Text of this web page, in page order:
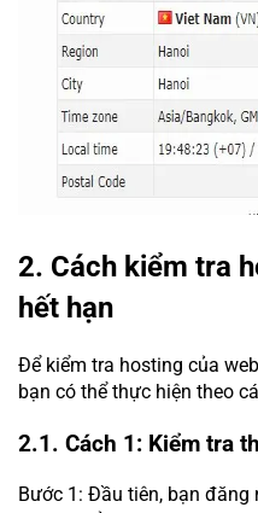
2. Cách kiểm tra
hết hạn
Để kiểm tra hosting của
bạn có thể thực hiện theo
2.1. Cách 1: Kiểm tra
Bước 1: Đầu tiên, bạn